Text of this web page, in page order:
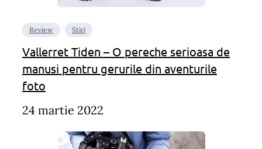
Review Stiri
Vallerret Tiden – O pereche serioasa de
manusi pentru gerurile din aventurile
foto
24 martie 2022